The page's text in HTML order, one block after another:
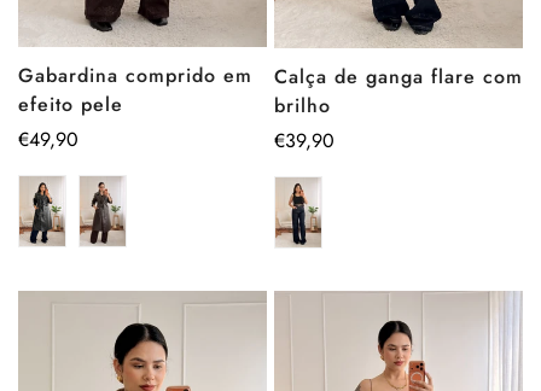
Gabardina comprido em
efeito pele
Preço
€49,90
Calça de ganga flare com
brilho
Preço
€39,90